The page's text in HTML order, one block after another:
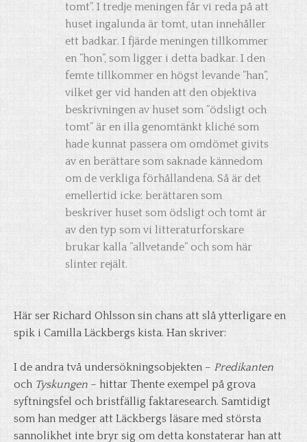
tomt”. I tredje meningen får vi reda på att
huset ingalunda är tomt, utan innehåller
ett badkar. I fjärde meningen tillkommer
en ”hon”, som ligger i detta badkar. I den
femte tillkommer en högst levande ”han”,
vilket ger vid handen att den objektiva
beskrivningen av huset som ”ödsligt och
tomt” är en illa genomtänkt kliché som
hade kunnat passera om omdömet givits
av en berättare som saknade kännedom
om de verkliga förhållandena. Så är det
emellertid icke: berättaren som
beskriver huset som ödsligt och tomt är
av den typ som vi litteraturforskare
brukar kalla ”allvetande” och som här
slinter rejält.
Här ser Richard Ohlsson sin chans att slå ytterligare en
spik i Camilla Läckbergs kista. Han skriver:
I de andra två undersökningsobjekten – Predikanten
och Tyskungen – hittar Thente exempel på grova
syftningsfel och bristfällig faktaresearch. Samtidigt
som han medger att Läckbergs läsare med största
sannolikhet inte bryr sig om detta konstaterar han att